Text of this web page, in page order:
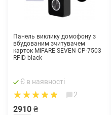
Панель виклику домофону з
вбудованим зчитувачем
карток MIFARE SEVEN CP-7503
RFID black
Є в наявності
2
2910 ₴